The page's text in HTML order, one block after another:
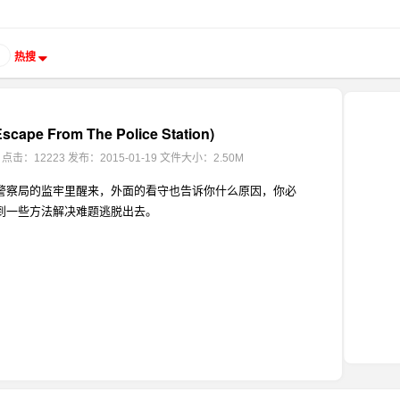
热搜
From The Police Station)
点击：12223 发布：2015-01-19 文件大小：2.50M
察局的监牢里醒来，外面的看守也告诉你什么原因，你必
些方法解决难题逃脱出去。